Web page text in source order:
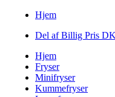
Hjem
Del af Billig Pris DK
Hjem
Fryser
Minifryser
Kummefryser